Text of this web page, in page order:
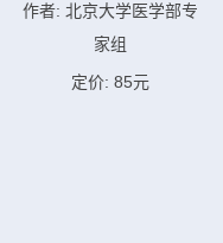
作者: 北京大学医学部专
家组
定价: 85元